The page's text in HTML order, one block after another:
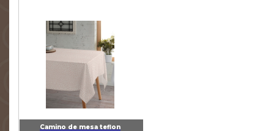
Camino de mesa teflon